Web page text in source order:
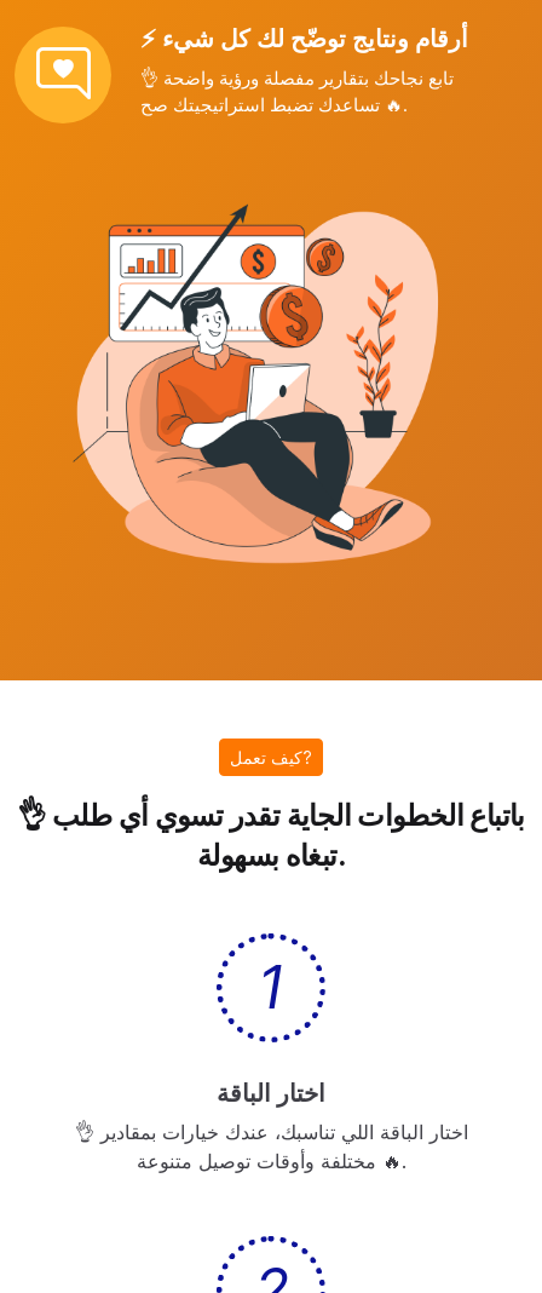
⚡ أرقام ونتايج توضّح لك كل شيء
تابع نجاحك بتقارير مفصلة ورؤية واضحة 👌
تساعدك تضبط استراتيجيتك صح 🔥.
كيف تعمل?
👌 باتباع الخطوات الجاية تقدر تسوي أي طلب
تبغاه بسهولة.
1
اختار الباقة
👌 اختار الباقة اللي تناسبك، عندك خيارات بمقادير
مختلفة وأوقات توصيل متنوعة 🔥.